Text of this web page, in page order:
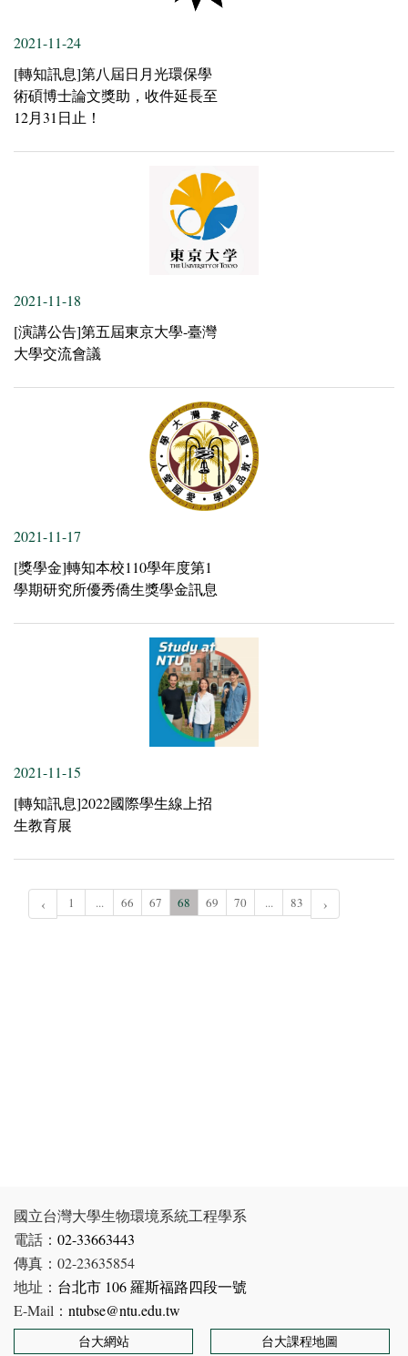
2021-11-24
[轉知訊息]第八屆日月光環保學
術碩博士論文獎助，收件延長至
12月31日止！
2021-11-18
[演講公告]第五屆東京大學-臺灣
大學交流會議
2021-11-17
[獎學金]轉知本校110學年度第1
學期研究所優秀僑生獎學金訊息
2021-11-15
[轉知訊息]2022國際學生線上招
生教育展
‹ 1 ... 66 67 68 69 70 ... 83 ›
國立台灣大學生物環境系統工程學系
電話： 02-33663443
傳真：02-23635854
地址： 台北市 106 羅斯福路四段一號
E-Mail： ntubse@ntu.edu.tw
台大網站 台大課程地圖